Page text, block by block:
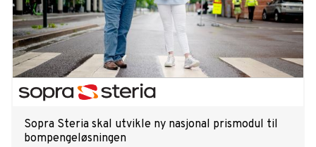
Sopra Steria skal utvikle ny nasjonal prismodul til
bompengeløsningen